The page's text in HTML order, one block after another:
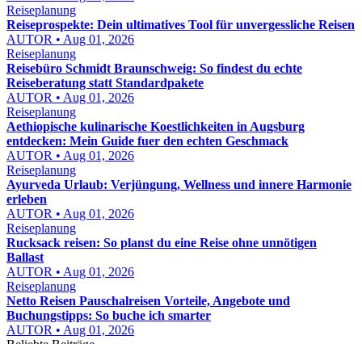
Reiseplanung
Reiseprospekte: Dein ultimatives Tool für unvergessliche Reisen
AUTOR • Aug 01, 2026
Reiseplanung
Reisebüro Schmidt Braunschweig: So findest du echte
Reiseberatung statt Standardpakete
AUTOR • Aug 01, 2026
Reiseplanung
Aethiopische kulinarische Koestlichkeiten in Augsburg
entdecken: Mein Guide fuer den echten Geschmack
AUTOR • Aug 01, 2026
Reiseplanung
Ayurveda Urlaub: Verjüngung, Wellness und innere Harmonie
erleben
AUTOR • Aug 01, 2026
Reiseplanung
Rucksack reisen: So planst du eine Reise ohne unnötigen
Ballast
AUTOR • Aug 01, 2026
Reiseplanung
Netto Reisen Pauschalreisen Vorteile, Angebote und
Buchungstipps: So buche ich smarter
AUTOR • Aug 01, 2026